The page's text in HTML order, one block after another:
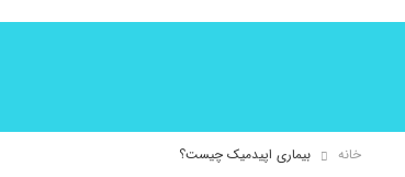
خانه بیماری اپیدمیک چیست؟